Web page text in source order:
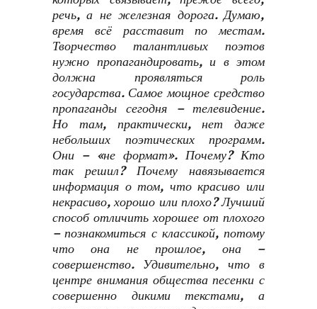
речь, а не железная дорога. Думаю,
время всё расставит по местам.
Творчество талантливых поэтов
нужно пропагандировать, и в этом
должна проявляться роль
государства. Самое мощное средство
пропаганды сегодня – телевидение.
Но там, практически, нет даже
небольших поэтических программ.
Они – «не формат». Почему? Кто
так решил? Почему навязывается
информация о том, что красиво или
некрасиво, хорошо или плохо? Лучший
способ отличить хорошее от плохого
– познакомиться с классикой, потому
что она не прошлое, она –
совершенство. Удивительно, что в
центре внимания общества песенки с
совершенно дикими текстами, а